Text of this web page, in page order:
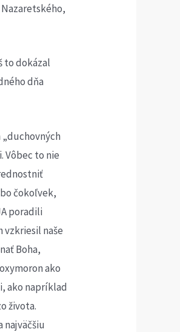
to dokázal
dňa
Vôbec to nie
čokoľvek,
poradili
vzkriesil naše
Boha,
ako
ako napríklad
života.
najväčšiu